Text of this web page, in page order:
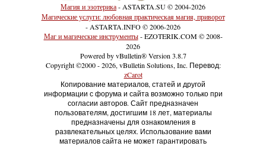
Магия и эзотерика- ASTARTA.SU © 2004-2026
Магические услуги: любовная практическая магия, приворот
- ASTARTA.INFO © 2006-2026
Маг и магические инструменты- EZOTERIK.COM © 2008-
2026
Powered by vBulletin® Version 3.8.7
Copyright ©2000 - 2026, vBulletin Solutions, Inc. Перевод:
zCarot
Копирование материалов, статей и другой
информации с форума и сайта возможно только при
согласии авторов. Сайт предназначен
пользователям, достигшим 18 лет, материалы
предназначены для ознакомления в
развлекательных целях. Использование вами
материалов сайта не может гарантировать